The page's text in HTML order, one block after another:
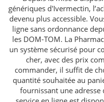
génériques d'Ivermectin,
devenu plus accessible.
ligne sans ordonnance
les DOM-TOM. La
un système sécurisé pour
cher, avec des prix
commander, il suffit de
quantité souhaitée au
fournissant une adresse